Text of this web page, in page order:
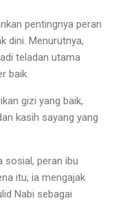
pentingnya peran
dini. Menurutnya,
teladan utama
baik.
gizi yang baik,
kasih sayang yang
sosial, peran ibu
itu, ia mengajak
Nabi sebagai